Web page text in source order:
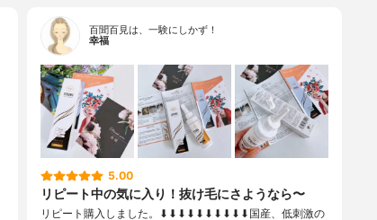
百聞百見は、一験にしかず！
幸福
5.00
リピート中の気に入り！抜け毛にさようなら〜
リピート購入しました。⬇︎⬇︎⬇︎⬇︎⬇︎⬇︎⬇︎⬇︎⬇︎⬇︎国産、低刺激の